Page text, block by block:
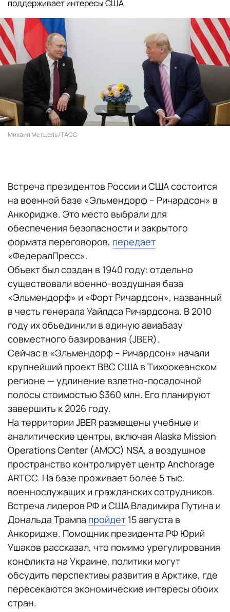
поддерживает интересы США
Михаил Метцель/ТАСС
Встреча президентов России и США состоится
на военной базе «Эльмендорф – Ричардсон» в
Анкоридже. Это место выбрали для
обеспечения безопасности и закрытого
формата переговоров, передает
«ФедералПресс».
Объект был создан в 1940 году: отдельно
существовали военно-воздушная база
«Эльмендорф» и «Форт Ричардсон», названный
в честь генерала Уайлдса Ричардсона. В 2010
году их объединили в единую авиабазу
совместного базирования (JBER).
Сейчас в «Эльмендорф – Ричардсон» начали
крупнейший проект ВВС США в Тихоокеанском
регионе — удлинение взлетно-посадочной
полосы стоимостью $360 млн. Его планируют
завершить к 2026 году.
На территории JBER размещены учебные и
аналитические центры, включая Alaska Mission
Operations Center (AMOC) NSA, а воздушное
пространство контролирует центр Anchorage
ARTCC. На базе проживает более 5 тыс.
военнослужащих и гражданских сотрудников.
Встреча лидеров РФ и США Владимира Путина и
Дональда Трампа пройдет 15 августа в
Анкоридже. Помощник президента РФ Юрий
Ушаков рассказал, что помимо урегулирования
конфликта на Украине, политики могут
обсудить перспективы развития в Арктике, где
пересекаются экономические интересы обоих
стран.